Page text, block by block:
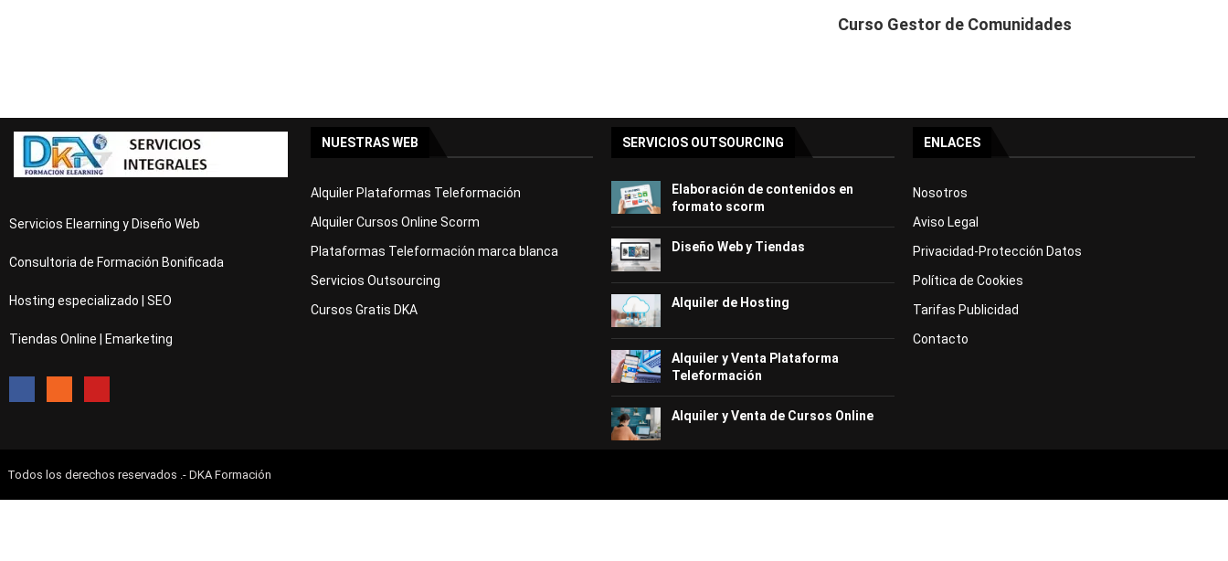
Curso Gestor de Comunidades
Servicios Elearning y Diseño Web
Consultoria de Formación Bonificada
Hosting especializado | SEO
Tiendas Online | Emarketing
NUESTRAS WEB
Alquiler Plataformas Teleformación
Alquiler Cursos Online Scorm
Plataformas Teleformación marca blanca
Servicios Outsourcing
Cursos Gratis DKA
SERVICIOS OUTSOURCING
Elaboración de contenidos en
formato scorm
Diseño Web y Tiendas
Alquiler de Hosting
Alquiler y Venta Plataforma
Teleformación
Alquiler y Venta de Cursos Online
ENLACES
Nosotros
Aviso Legal
Privacidad-Protección Datos
Política de Cookies
Tarifas Publicidad
Contacto
Todos los derechos reservados .- DKA Formación